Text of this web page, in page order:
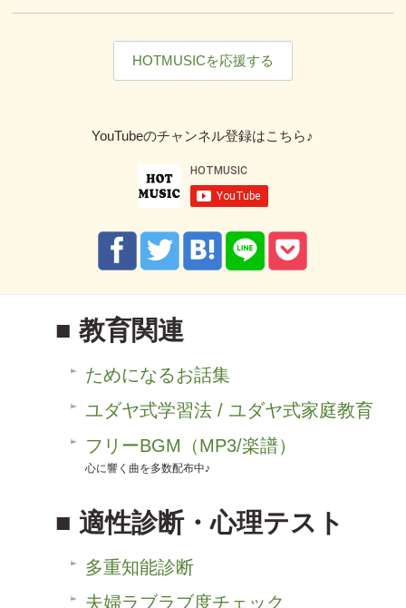
HOTMUSICを応援する
YouTubeのチャンネル登録はこちら♪
教育関連
ためになるお話集
ユダヤ式学習法 / ユダヤ式家庭教育
フリーBGM（MP3/楽譜）
心に響く曲を多数配布中♪
適性診断・心理テスト
多重知能診断
夫婦ラブラブ度チェック